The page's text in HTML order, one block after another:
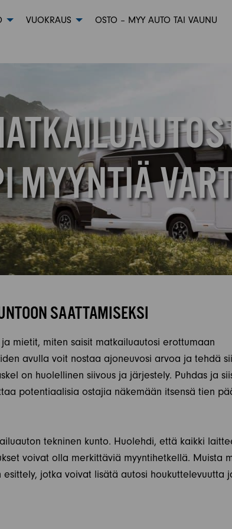
VUOKRAUS OSTO – MYY AUTO TAI VAUNU
MYYNTIÄ
SAATTAMISEKSI
mietit, miten saisit matkailuautosi erottumaan
avulla voit nostaa ajoneuvosi arvoa ja tehdä
on huolellinen siivous ja järjestely. Puhdas ja
potentiaalisia ostajia näkemään itsensä tien
tekninen kunto. Huolehdi, että kaikki
voivat olla merkittäviä myyntihetkellä. Muista
jotka voivat lisätä autosi houkuttelevuutta